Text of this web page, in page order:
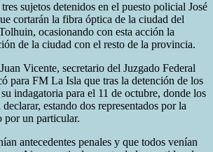
sujetos detenidos en el puesto policial José
cortarán la fibra óptica de la ciudad del
ocasionando con esta acción la
de la ciudad con el resto de la provincia.
Vicente, secretario del Juzgado Federal
para FM La Isla que tras la detención de los
indagatoria para el 11 de octubre, donde los
estando dos representados por la
un particular.
antecedentes penales y que todos venían